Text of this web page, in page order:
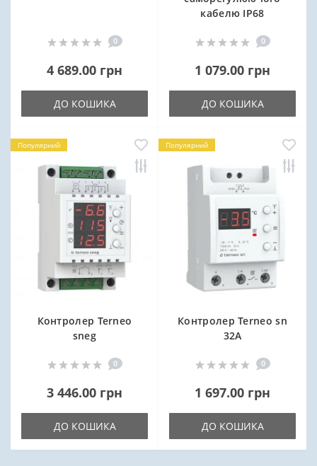
0
4 689.00 грн
ДО КОШИКА
кабелю IP68
0
1 079.00 грн
ДО КОШИКА
Популярний
Контролер Terneo
sneg
0
3 446.00 грн
ДО КОШИКА
Популярний
Контролер Terneo sn
32A
0
1 697.00 грн
ДО КОШИКА